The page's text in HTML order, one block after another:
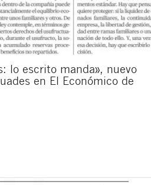
lo escrito manda», nuevo
en El Económico de